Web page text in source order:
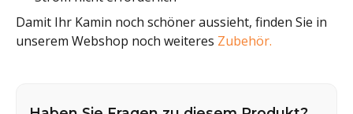
Damit Ihr Kamin noch schöner aussieht, finden Sie in
unserem Webshop noch weiteres Zubehör.